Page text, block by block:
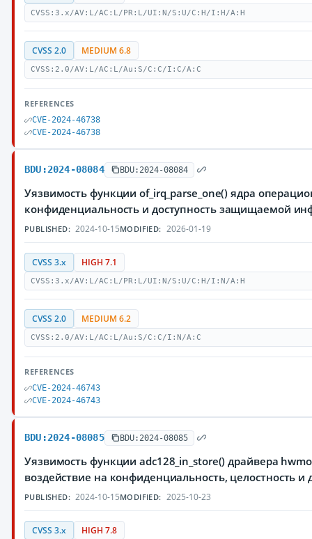
CVSS:3.x/AV:L/AC:L/PR:L/UI:N/S:U/C:H/I:H/A:H
CVSS 2.0 MEDIUM 6.8
CVSS:2.0/AV:L/AC:L/Au:S/C:C/I:C/A:C
REFERENCES
CVE-2024-46738
CVE-2024-46738
BDU:2024-08084 BDU:2024-08084
Уязвимость функции of_irq_parse_one() ядра
конфиденциальность и доступность защищаемой
PUBLISHED: 2024-10-15MODIFIED: 2026-01-19
CVSS 3.x HIGH 7.1
CVSS:3.x/AV:L/AC:L/PR:L/UI:N/S:U/C:H/I:N/A:H
CVSS 2.0 MEDIUM 6.2
CVSS:2.0/AV:L/AC:L/Au:S/C:C/I:N/A:C
REFERENCES
CVE-2024-46743
CVE-2024-46743
BDU:2024-08085 BDU:2024-08085
Уязвимость функции adc128_in_store() драйвера
воздействие на конфиденциальность, целостность
PUBLISHED: 2024-10-15MODIFIED: 2025-10-23
CVSS 3.x HIGH 7.8